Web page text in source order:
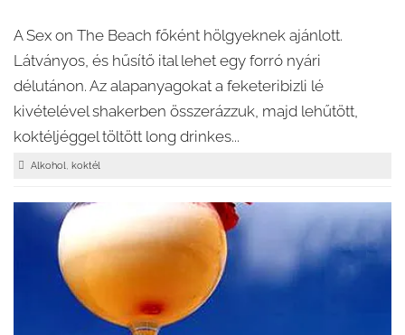
A Sex on The Beach főként hölgyeknek ajánlott.
Látványos, és hűsítő ital lehet egy forró nyári
délutánon. Az alapanyagokat a feketeribizli lé
kivételével shakerben összerázzuk, majd lehűtött,
koktéljéggel töltött long drinkes...
Alkohol, koktél